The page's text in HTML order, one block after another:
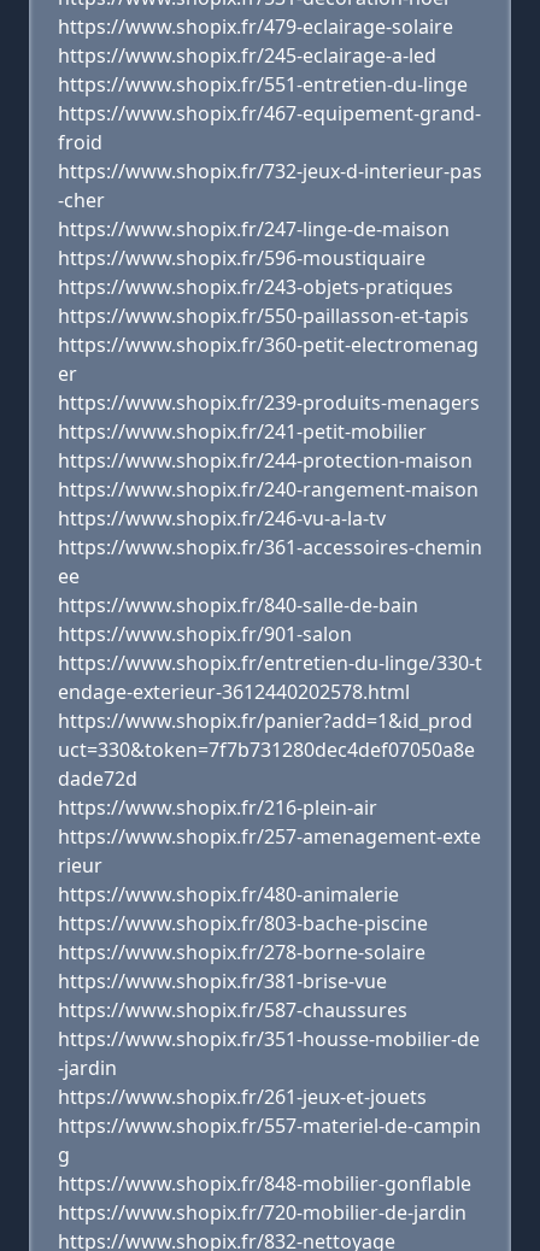
https://www.shopix.fr/479-eclairage-solaire
https://www.shopix.fr/245-eclairage-a-led
https://www.shopix.fr/551-entretien-du-linge
https://www.shopix.fr/467-equipement-grand-
froid
https://www.shopix.fr/732-jeux-d-interieur-pas
-cher
https://www.shopix.fr/247-linge-de-maison
https://www.shopix.fr/596-moustiquaire
https://www.shopix.fr/243-objets-pratiques
https://www.shopix.fr/550-paillasson-et-tapis
https://www.shopix.fr/360-petit-electromenag
er
https://www.shopix.fr/239-produits-menagers
https://www.shopix.fr/241-petit-mobilier
https://www.shopix.fr/244-protection-maison
https://www.shopix.fr/240-rangement-maison
https://www.shopix.fr/246-vu-a-la-tv
https://www.shopix.fr/361-accessoires-chemin
ee
https://www.shopix.fr/840-salle-de-bain
https://www.shopix.fr/901-salon
https://www.shopix.fr/entretien-du-linge/330-t
endage-exterieur-3612440202578.html
https://www.shopix.fr/panier?add=1&id_prod
uct=330&token=7f7b731280dec4def07050a8e
dade72d
https://www.shopix.fr/216-plein-air
https://www.shopix.fr/257-amenagement-exte
rieur
https://www.shopix.fr/480-animalerie
https://www.shopix.fr/803-bache-piscine
https://www.shopix.fr/278-borne-solaire
https://www.shopix.fr/381-brise-vue
https://www.shopix.fr/587-chaussures
https://www.shopix.fr/351-housse-mobilier-de
-jardin
https://www.shopix.fr/261-jeux-et-jouets
https://www.shopix.fr/557-materiel-de-campin
g
https://www.shopix.fr/848-mobilier-gonflable
https://www.shopix.fr/720-mobilier-de-jardin
https://www.shopix.fr/832-nettoyage